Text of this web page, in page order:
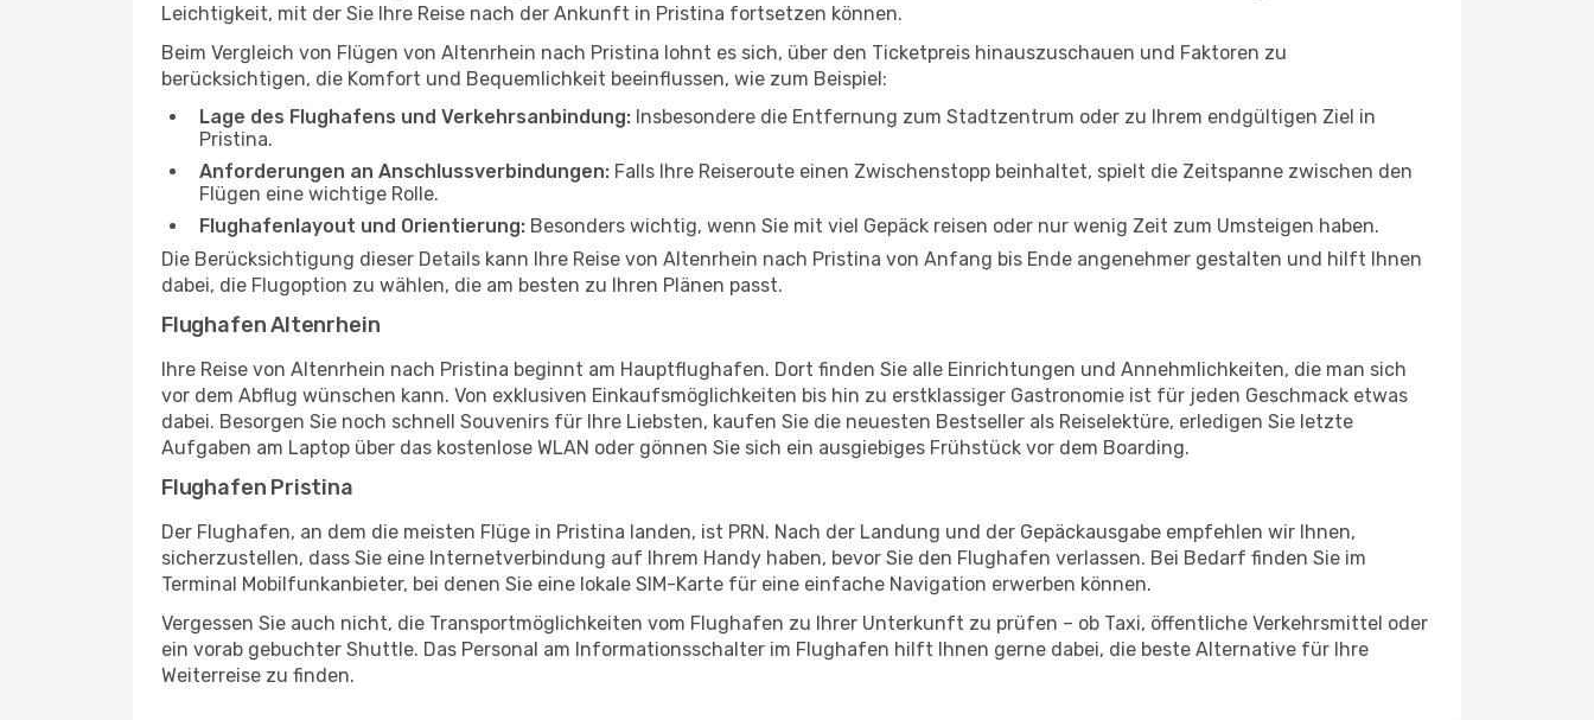
Leichtigkeit, mit der Sie Ihre Reise nach der Ankunft in Pristina fortsetzen können.
Beim Vergleich von Flügen von Altenrhein nach Pristina lohnt es sich, über den Ticketpreis hinauszuschauen und Faktoren zu
berücksichtigen, die Komfort und Bequemlichkeit beeinflussen, wie zum Beispiel:
Lage des Flughafens und Verkehrsanbindung: Insbesondere die Entfernung zum Stadtzentrum oder zu Ihrem endgültigen Ziel in
Pristina.
Anforderungen an Anschlussverbindungen: Falls Ihre Reiseroute einen Zwischenstopp beinhaltet, spielt die Zeitspanne zwischen den
Flügen eine wichtige Rolle.
Flughafenlayout und Orientierung: Besonders wichtig, wenn Sie mit viel Gepäck reisen oder nur wenig Zeit zum Umsteigen haben.
Die Berücksichtigung dieser Details kann Ihre Reise von Altenrhein nach Pristina von Anfang bis Ende angenehmer gestalten und hilft Ihnen
dabei, die Flugoption zu wählen, die am besten zu Ihren Plänen passt.
Flughafen Altenrhein
Ihre Reise von Altenrhein nach Pristina beginnt am Hauptflughafen. Dort finden Sie alle Einrichtungen und Annehmlichkeiten, die man sich
vor dem Abflug wünschen kann. Von exklusiven Einkaufsmöglichkeiten bis hin zu erstklassiger Gastronomie ist für jeden Geschmack etwas
dabei. Besorgen Sie noch schnell Souvenirs für Ihre Liebsten, kaufen Sie die neuesten Bestseller als Reiselektüre, erledigen Sie letzte
Aufgaben am Laptop über das kostenlose WLAN oder gönnen Sie sich ein ausgiebiges Frühstück vor dem Boarding.
Flughafen Pristina
Der Flughafen, an dem die meisten Flüge in Pristina landen, ist PRN. Nach der Landung und der Gepäckausgabe empfehlen wir Ihnen,
sicherzustellen, dass Sie eine Internetverbindung auf Ihrem Handy haben, bevor Sie den Flughafen verlassen. Bei Bedarf finden Sie im
Terminal Mobilfunkanbieter, bei denen Sie eine lokale SIM-Karte für eine einfache Navigation erwerben können.
Vergessen Sie auch nicht, die Transportmöglichkeiten vom Flughafen zu Ihrer Unterkunft zu prüfen – ob Taxi, öffentliche Verkehrsmittel oder
ein vorab gebuchter Shuttle. Das Personal am Informationsschalter im Flughafen hilft Ihnen gerne dabei, die beste Alternative für Ihre
Weiterreise zu finden.